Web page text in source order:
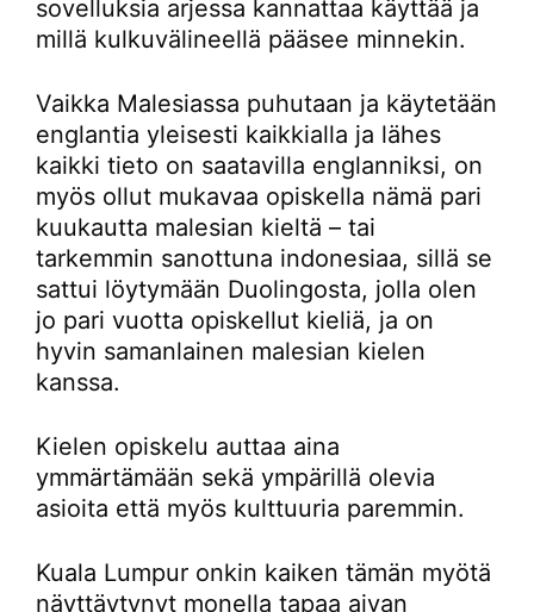
sovelluksia arjessa kannattaa käyttää ja
millä kulkuvälineellä pääsee minnekin.
Vaikka Malesiassa puhutaan ja käytetään
englantia yleisesti kaikkialla ja lähes
kaikki tieto on saatavilla englanniksi, on
myös ollut mukavaa opiskella nämä pari
kuukautta malesian kieltä – tai
tarkemmin sanottuna indonesiaa, sillä se
sattui löytymään Duolingosta, jolla olen
jo pari vuotta opiskellut kieliä, ja on
hyvin samanlainen malesian kielen
kanssa.
Kielen opiskelu auttaa aina
ymmärtämään sekä ympärillä olevia
asioita että myös kulttuuria paremmin.
Kuala Lumpur onkin kaiken tämän myötä
näyttäytynyt monella tapaa aivan